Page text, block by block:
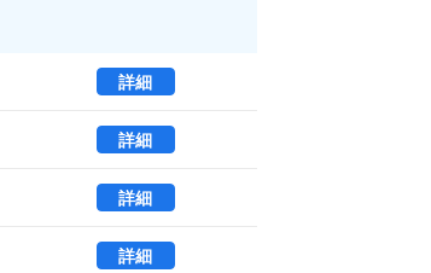
詳細@ＷＯＲＫ ＳＨＩＮＪＵＫＵＧＹ
詳細@ＷＯＲＫ ＳＨＩＮＪＵＫＵＧＹ
詳細@ＷＯＲＫ ＳＨＩＮＪＵＫＵＧＹ
詳細@ＷＯＲＫ ＳＨＩＮＪＵＫＵＧＹ